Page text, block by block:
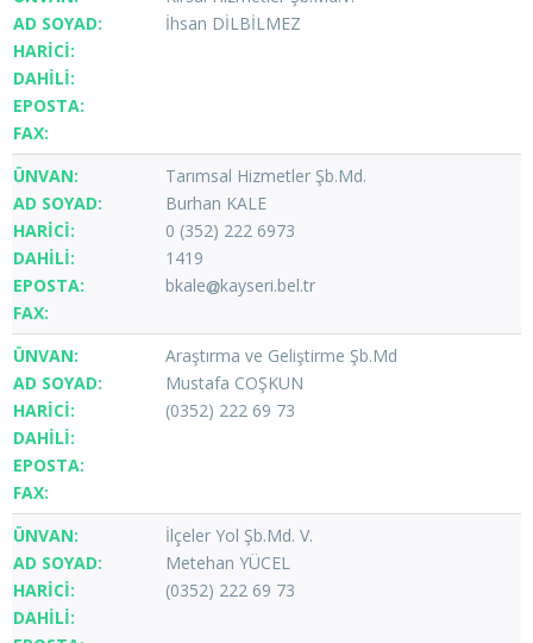
İhsan DİLBİLMEZ
Tarımsal Hizmetler Şb.Md.
Burhan KALE
0 (352) 222 6973
1419
bkale
kayseri.bel.tr
Araştırma ve Geliştirme Şb.Md
Mustafa COŞKUN
(0352) 222 69 73
İlçeler Yol Şb.Md. V.
Metehan YÜCEL
(0352) 222 69 73